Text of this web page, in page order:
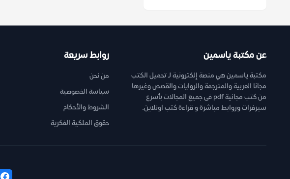
عن مكتبة ياسمين
مكتبة ياسمين هي منصة إلكترونية لـ تحميل الكتب
مجانا العربية والمترجمة والروايات والقصص وغيرها
من كتب مجانية pdf فى جميع المجالات بأسرع
سيرفرات وروابط مباشرة و قراءة كتب اونلاين.
روابط سريعة
من نحن
سياسة الخصوصية
الشروط والأحكام
حقوق الملكية الفكرية